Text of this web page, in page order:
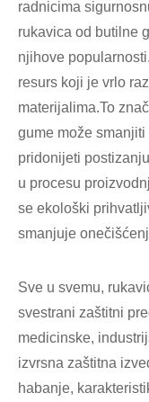
radnicima
rukavica od butilne
njihove
resurs koji je vrlo
materijalima.To
gume može
pridonijeti
u procesu
se ekološki
smanjuje
Sve u svemu,
svestrani zaštitni
medicinske,
izvrsna zaštitna
habanje,